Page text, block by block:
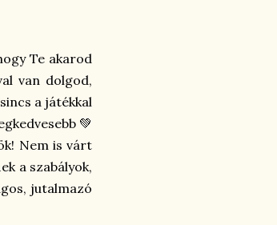
Te akarod
van dolgod,
a játékkal
💚
Nem is várt
a szabályok,
jutalmazó